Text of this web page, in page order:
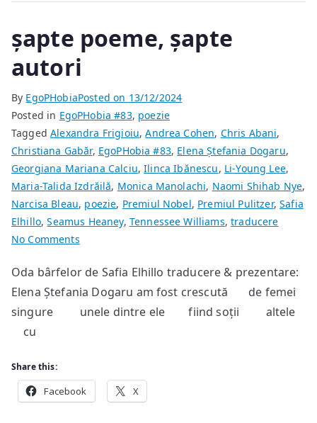
șapte poeme, șapte
autori
By EgoPHobiaPosted on 13/12/2024
Posted in EgoPHobia #83, poezie
TaggedAlexandra Frigioiu,Andrea Cohen, Chris Abani,
Christiana Gabăr, EgoPHobia #83, Elena Ștefania Dogaru,
Georgiana Mariana Calciu,Ilinca Ibănescu, Li-Young Lee,
Maria-Talida Izdrăilă, Monica Manolachi, Naomi Shihab Nye,
Narcisa Bleau, poezie, Premiul Nobel, Premiul Pulitzer,Safia
Elhillo,Seamus Heaney, Tennessee Williams,traducere
No Commentson
poeme,
șapte
autori
Oda bârfelor de Safia Elhillo traducere & prezentare:
Elena Ștefania Dogaru am fost crescută de femei
singure unele dintre ele fiind soții altele
cu
Share this:
Facebook X